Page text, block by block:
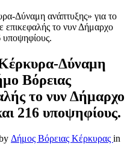
Δύναμη ανάπτυξης» για το
το νυν Δήμαρχο
Δύναμη
Βόρειας
το νυν Δήμαρχο
216 υποψηφίους.
Δήμος Βόρειας Κέρκυρας in